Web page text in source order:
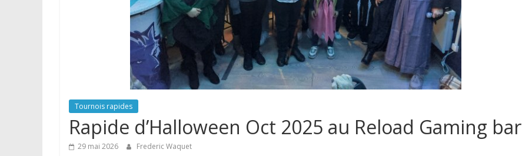
Tournois rapides
Rapide d’Halloween Oct 2025 au Reload Gaming bar
29 mai 2026 Frederic Waquet